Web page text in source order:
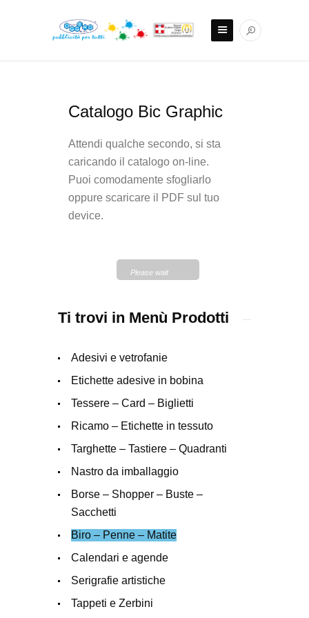
Catalogo Bic Graphic
Attendi qualche secondo, si sta
caricando il catalogo on-line.
Puoi comodamente sfogliarlo
oppure scaricare il PDF sul tuo
device.
Please wait
issues please
refer to DearFlip
WordPress
documentation.
Ti trovi in Menù Prodotti
Adesivi e vetrofanie
Etichette adesive in bobina
Tessere – Card – Biglietti
Ricamo – Etichette in tessuto
Targhette – Tastiere – Quadranti
Nastro da imballaggio
Borse – Shopper – Buste –
Sacchetti
Biro – Penne – Matite
Calendari e agende
Serigrafie artistiche
Tappeti e Zerbini